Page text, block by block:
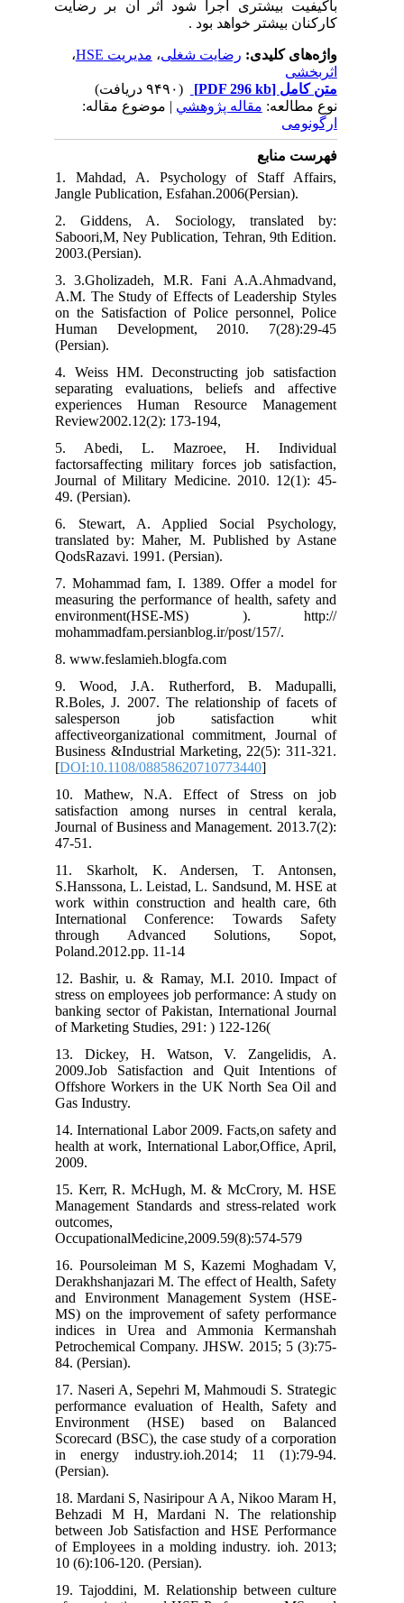
بیشتری اجرا شود اثر آن بر رضایت
خواهد بود .
رضایت شغلی،مدیریت HSE
،
(۹۴۹۰ دریافت)
مقاله پژوهشي| موضوع مقاله:
1. Mahdad, A. Psychology of
Jangle Publication,
2. Giddens, A. Sociology,
Saboori,M, Ney Publication, Tehran,
3. 3.Gholizadeh, M.R. Fani
A.M. The Study of Effects of
on the Satisfaction of Police
Human Development, 2010.
4. Weiss HM. Deconstructing job
separating evaluations, beliefs and
experiences Human Resource
Review2002.12(2): 173-194,
5. Abedi, L. Mazroee, H.
factorsaffecting military forces job
Journal of Military Medicine. 2010.
6. Stewart, A. Applied Social
translated by: Maher, M. Published
QodsRazavi. 1991. (Persian).
7. Mohammad fam, I. 1389. Offer a
measuring the performance of health,
environment(HSE-MS) ).
mohammadfam.persianblog.ir/post/157/.
8. www.feslamieh.blogfa.com
9. Wood, J.A. Rutherford, B.
R.Boles, J. 2007. The relationship of
salesperson job
affectiveorganizational commitment,
Business &Industrial Marketing, 22(5):
[DOI:10.1108/08858620710773440
10. Mathew, N.A. Effect of
satisfaction among nurses in
Journal of Business and Management.
11. Skarholt, K. Andersen, T.
S.Hanssona, L. Leistad, L. Sandsund,
work within construction and health
International Conference:
through Advanced Solutions,
Poland.2012.pp. 11-14
12. Bashir, u. & Ramay, M.I. 2010.
stress on employees job performance:
banking sector of Pakistan,
of Marketing Studies, 291: ) 122-126(
13. Dickey, H. Watson, V.
2009.Job Satisfaction and Quit
Offshore Workers in the UK North
14. International Labor 2009. Facts,on
health at work, International
15. Kerr, R. McHugh, M. & McCrory,
Management Standards and stress-
OccupationalMedicine,2009.59(8):574-
16. Poursoleiman M S, Kazemi
Derakhshanjazari M. The effect of
and Environment Management
MS) on the improvement of safety
indices in Urea and Ammonia
Petrochemical Company. JHSW. 2015;
17. Naseri A, Sepehri M, Mahmoudi S.
performance evaluation of Health,
Environment (HSE) based on
Scorecard (BSC), the case study of a
in energy industry.ioh.2014; 11
18. Mardani S, Nasiripour A A, Nikoo
Behzadi M H, Mardani N. The
between Job Satisfaction and HSE
of Employees in a molding industry.
10 (6):106-120. (Persian).
19. Tajoddini, M. Relationship